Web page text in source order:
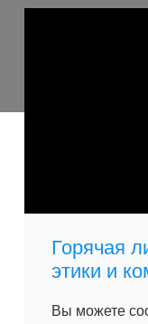
Горячая
этики и
Вы можете